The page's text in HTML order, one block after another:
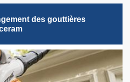
des gouttières